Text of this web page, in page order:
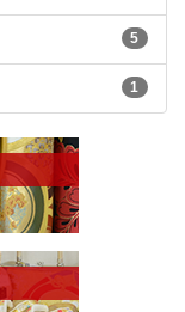
5
1